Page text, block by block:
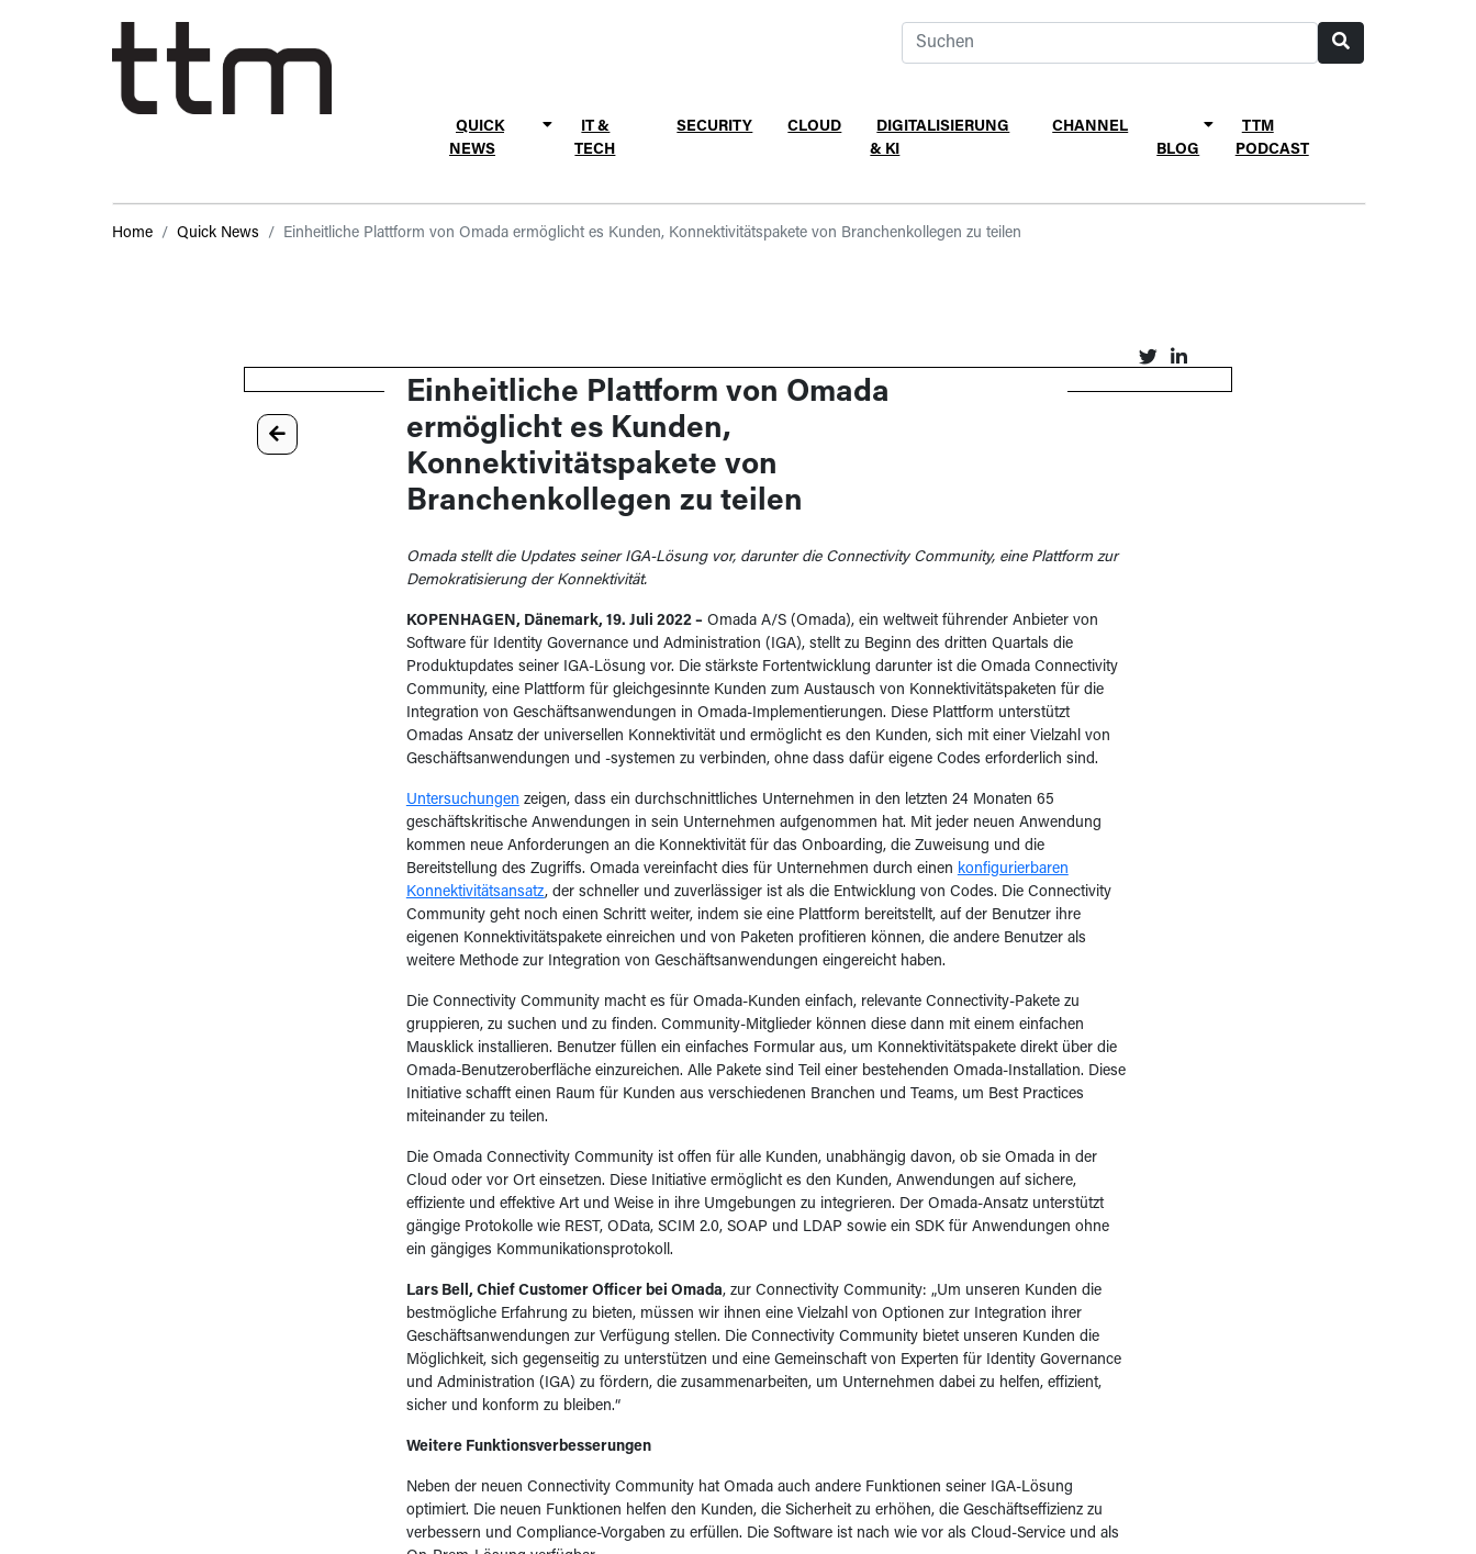
QUICK
NEWS
IT &
TECH
SECURITY CLOUD
DIGITALISIERUNG
& KI
CHANNEL
BLOG
TTM
PODCAST
Home Quick News Einheitliche Plattform von Omada ermöglicht es Kunden, Konnektivitätspakete von Branchenkollegen zu teilen
Einheitliche Plattform von Omada
ermöglicht es Kunden,
Konnektivitätspakete von
Branchenkollegen zu teilen
Omada stellt die Updates seiner IGA-Lösung vor, darunter die Connectivity Community, eine Plattform zur
Demokratisierung der Konnektivität.
KOPENHAGEN, Dänemark, 19. Juli 2022 – Omada A/S (Omada), ein weltweit führender Anbieter von
Software für Identity Governance und Administration (IGA), stellt zu Beginn des dritten Quartals die
Produktupdates seiner IGA-Lösung vor. Die stärkste Fortentwicklung darunter ist die Omada Connectivity
Community, eine Plattform für gleichgesinnte Kunden zum Austausch von Konnektivitätspaketen für die
Integration von Geschäftsanwendungen in Omada-Implementierungen. Diese Plattform unterstützt
Omadas Ansatz der universellen Konnektivität und ermöglicht es den Kunden, sich mit einer Vielzahl von
Geschäftsanwendungen und -systemen zu verbinden, ohne dass dafür eigene Codes erforderlich sind.
Untersuchungen zeigen, dass ein durchschnittliches Unternehmen in den letzten 24 Monaten 65
geschäftskritische Anwendungen in sein Unternehmen aufgenommen hat. Mit jeder neuen Anwendung
kommen neue Anforderungen an die Konnektivität für das Onboarding, die Zuweisung und die
Bereitstellung des Zugriffs. Omada vereinfacht dies für Unternehmen durch einen konfigurierbaren
Konnektivitätsansatz, der schneller und zuverlässiger ist als die Entwicklung von Codes. Die Connectivity
Community geht noch einen Schritt weiter, indem sie eine Plattform bereitstellt, auf der Benutzer ihre
eigenen Konnektivitätspakete einreichen und von Paketen profitieren können, die andere Benutzer als
weitere Methode zur Integration von Geschäftsanwendungen eingereicht haben.
Die Connectivity Community macht es für Omada-Kunden einfach, relevante Connectivity-Pakete zu
gruppieren, zu suchen und zu finden. Community-Mitglieder können diese dann mit einem einfachen
Mausklick installieren. Benutzer füllen ein einfaches Formular aus, um Konnektivitätspakete direkt über die
Omada-Benutzeroberfläche einzureichen. Alle Pakete sind Teil einer bestehenden Omada-Installation. Diese
Initiative schafft einen Raum für Kunden aus verschiedenen Branchen und Teams, um Best Practices
miteinander zu teilen.
Die Omada Connectivity Community ist offen für alle Kunden, unabhängig davon, ob sie Omada in der
Cloud oder vor Ort einsetzen. Diese Initiative ermöglicht es den Kunden, Anwendungen auf sichere,
effiziente und effektive Art und Weise in ihre Umgebungen zu integrieren. Der Omada-Ansatz unterstützt
gängige Protokolle wie REST, OData, SCIM 2.0, SOAP und LDAP sowie ein SDK für Anwendungen ohne
ein gängiges Kommunikationsprotokoll.
Lars Bell, Chief Customer Officer bei Omada, zur Connectivity Community: „Um unseren Kunden die
bestmögliche Erfahrung zu bieten, müssen wir ihnen eine Vielzahl von Optionen zur Integration ihrer
Geschäftsanwendungen zur Verfügung stellen. Die Connectivity Community bietet unseren Kunden die
Möglichkeit, sich gegenseitig zu unterstützen und eine Gemeinschaft von Experten für Identity Governance
und Administration (IGA) zu fördern, die zusammenarbeiten, um Unternehmen dabei zu helfen, effizient,
sicher und konform zu bleiben.“
Weitere Funktionsverbesserungen
Neben der neuen Connectivity Community hat Omada auch andere Funktionen seiner IGA-Lösung
optimiert. Die neuen Funktionen helfen den Kunden, die Sicherheit zu erhöhen, die Geschäftseffizienz zu
verbessern und Compliance-Vorgaben zu erfüllen. Die Software ist nach wie vor als Cloud-Service und als